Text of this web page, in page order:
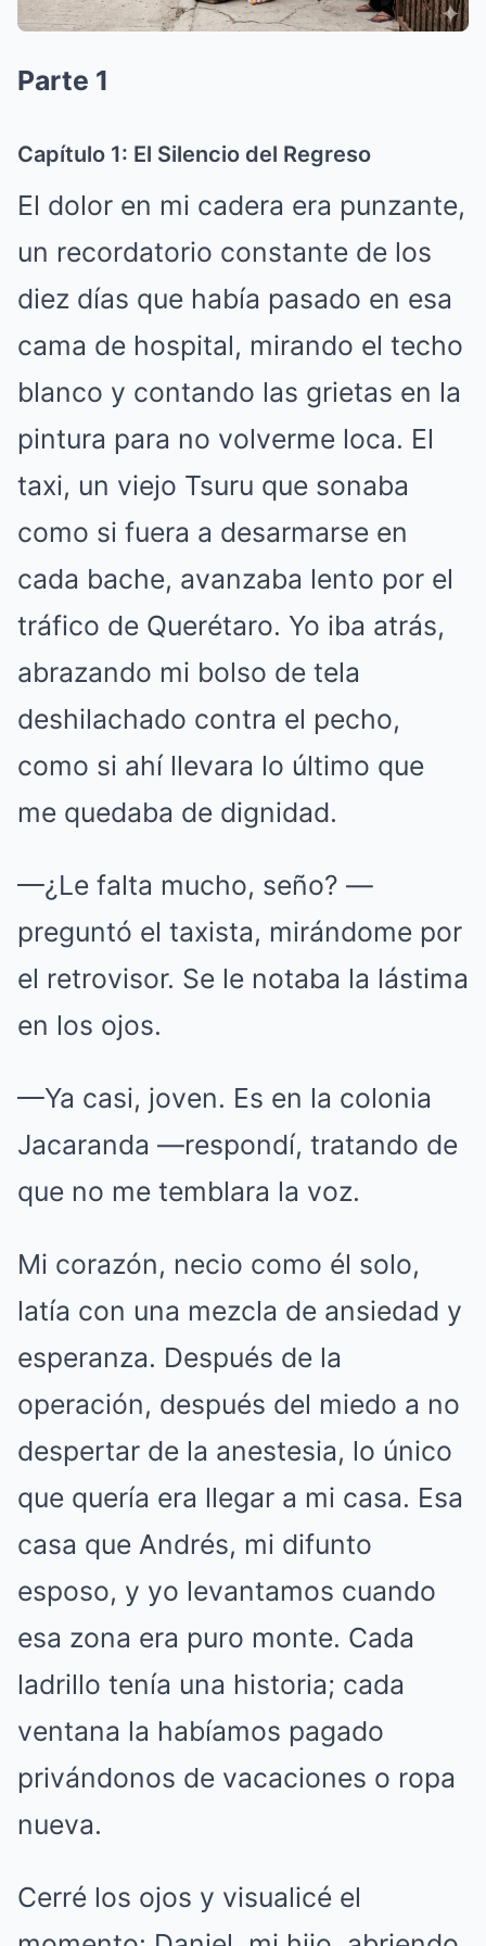
Parte 1
Capítulo 1: El Silencio del Regreso
El dolor en mi cadera era punzante,
un recordatorio constante de los
diez días que había pasado en esa
cama de hospital, mirando el techo
blanco y contando las grietas en la
pintura para no volverme loca. El
taxi, un viejo Tsuru que sonaba
como si fuera a desarmarse en
cada bache, avanzaba lento por el
tráfico de Querétaro. Yo iba atrás,
abrazando mi bolso de tela
deshilachado contra el pecho,
como si ahí llevara lo último que
me quedaba de dignidad.
—¿Le falta mucho, seño? —
preguntó el taxista, mirándome por
el retrovisor. Se le notaba la lástima
en los ojos.
—Ya casi, joven. Es en la colonia
Jacaranda —respondí, tratando de
que no me temblara la voz.
Mi corazón, necio como él solo,
latía con una mezcla de ansiedad y
esperanza. Después de la
operación, después del miedo a no
despertar de la anestesia, lo único
que quería era llegar a mi casa. Esa
casa que Andrés, mi difunto
esposo, y yo levantamos cuando
esa zona era puro monte. Cada
ladrillo tenía una historia; cada
ventana la habíamos pagado
privándonos de vacaciones o ropa
nueva.
Cerré los ojos y visualicé el